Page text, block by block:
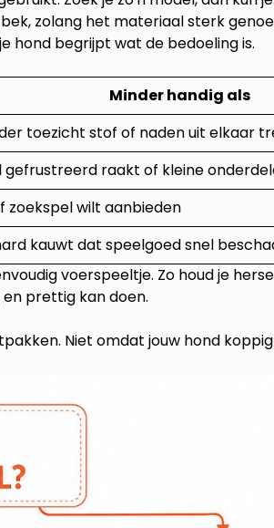
zolang het materiaal sterk
hond begrijpt wat de bedoeling is.
Minder handig als
toezicht stof of naden uit elkaar
gefrustreerd raakt of kleine
zoekspel wilt aanbieden
kauwt dat speelgoed snel
voerspeeltje. Zo houd je
prettig kan doen.
Niet omdat jouw hond